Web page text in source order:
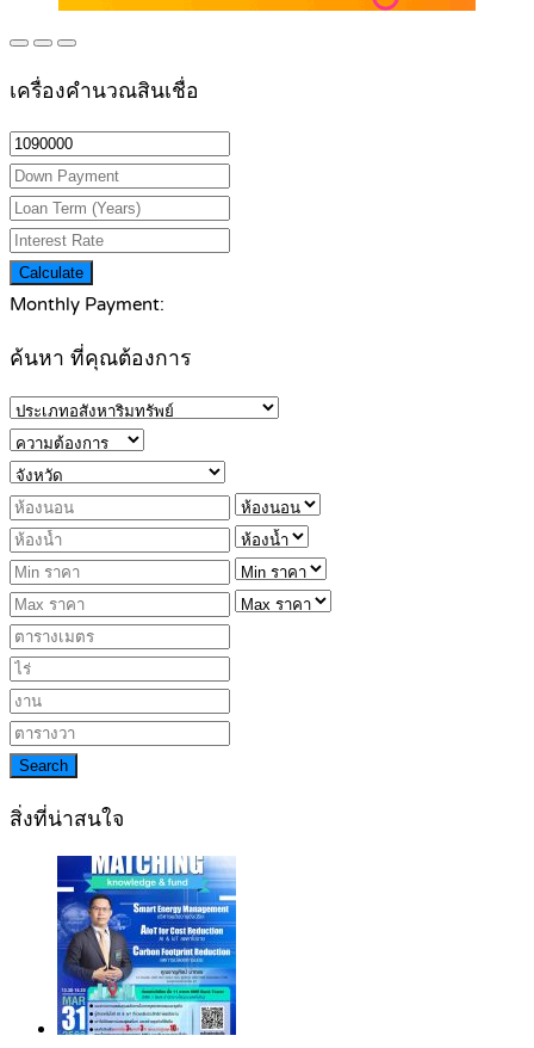
เครื่องคำนวณสินเชื่อ
Calculate
Monthly Payment:
ค้นหา ที่คุณต้องการ
Search
สิ่งที่น่าสนใจ